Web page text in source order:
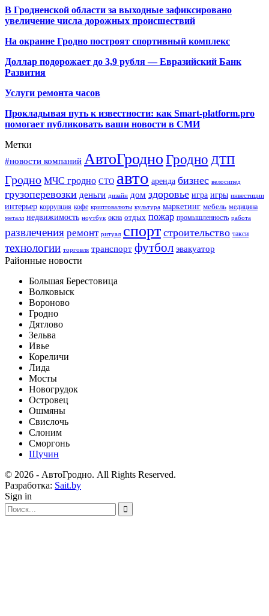
В Гродненской области за выходные зафиксировано
увеличение числа дорожных происшествий
На окраине Гродно построят спортивный комплекс
Доллар подорожает до 3,9 рубля — Евразийский Банк
Развития
Услуги ремонта часов
Прокладывая путь к известности: как Smart-platform.pro
помогает публиковать ваши новости в СМИ
Метки
#новости компаний АвтоГродноГродно ДТП
Гродно МЧС гродно СТО авто аренда бизнес велосипед
грузоперевозки деньги дизайн дом здоровье игра игры инвестиции
интерьер коррупция кофе криптовалюты культура маркетинг мебель медицина
металл недвижимость ноутбук окна отдых пожар промышленность работа
развлечения ремонт ритуал спорт строительство такси
технологии торговля транспорт футбол эвакуатор
Районные новости
Большая Берестовица
Волковыск
Вороново
Гродно
Дятлово
Зельва
Ивье
Кореличи
Лида
Мосты
Новогрудок
Островец
Ошмяны
Свислочь
Слоним
Сморгонь
Щучин
© 2026 - АвтоГродно. All Rights Reserved.
Разработка: Sait.by
Sign in